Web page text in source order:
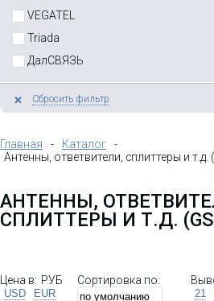
VEGATEL
Triada
ДалСВЯЗЬ
Сбросить фильтр
Главная - Каталог
-
Антенны, ответвители, сплиттеры и т.д.
АНТЕННЫ,
СПЛИТТЕРЫ И Т.Д.
Цена в: РУБ
USD EUR
Сортировка по:
21